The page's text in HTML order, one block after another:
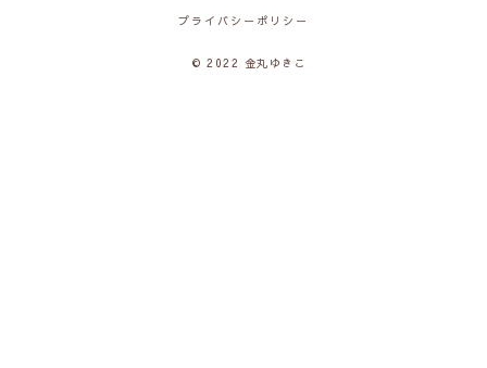
プライバシーポリシー
© 2022 金丸ゆきこ